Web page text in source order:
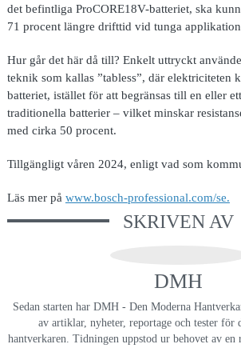
det befintliga ProCORE18V-batteriet, ska
71 procent längre drifttid vid tunga
Hur går det här då till? Enkelt uttryckt
teknik som kallas ”tabless”, där elektriciteten
batteriet, istället för att begränsas till en eller
traditionella batterier – vilket minskar
med cirka 50 procent.
Tillgängligt våren 2024, enligt vad som
Läs mer på www.bosch-professional.com/se.
SKRIVEN AV
DMH
Sedan starten har DMH - Den Moderna
av artiklar, nyheter, reportage och tester för
hantverkaren. Tidningen uppstod ur behovet av